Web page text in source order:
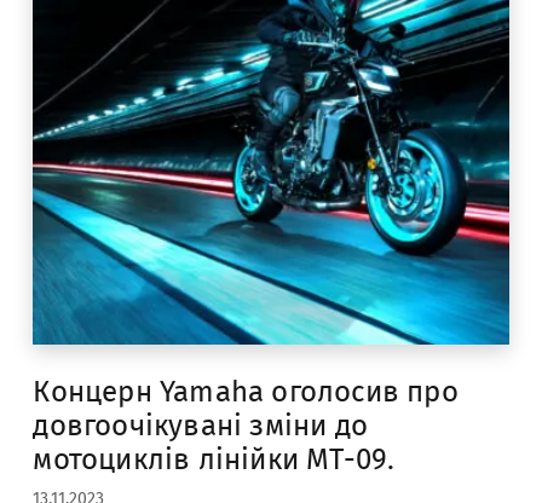
Концерн Yamaha оголосив про
довгоочікувані зміни до
мотоциклів лінійки МТ-09.
13.11.2023